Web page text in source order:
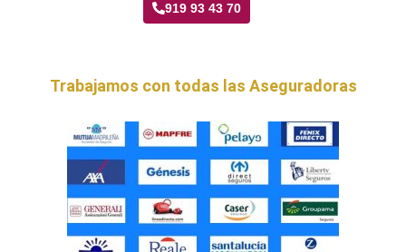
919 93 43 70
Trabajamos con todas las Aseguradoras